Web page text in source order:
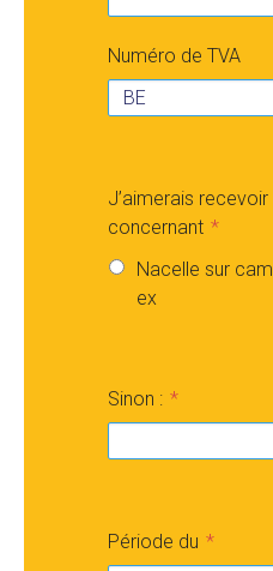
Numéro de TVA
J’aimerais
concernant
Nacelle sur
ex
Sinon :
Période du